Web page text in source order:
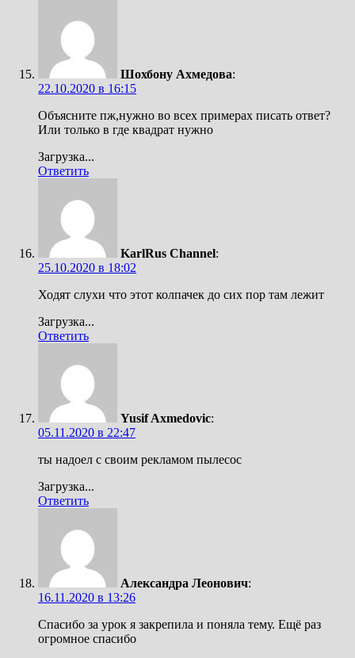
Шохбону Ахмедова:
22.10.2020 в 16:15
Объясните пж,нужно во всех примерах писать ответ?
Или только в где квадрат нужно
Загрузка...
Ответить
KarlRus Channel:
25.10.2020 в 18:02
Ходят слухи что этот колпачек до сих пор там лежит
Загрузка...
Ответить
Yusif Axmedovic:
05.11.2020 в 22:47
ты надоел с своим рекламом пылесос
Загрузка...
Ответить
Александра Леонович:
16.11.2020 в 13:26
Спасибо за урок я закрепила и поняла тему. Ещё раз
огромное спасибо